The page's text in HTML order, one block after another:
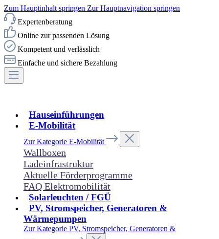
Zum Hauptinhalt springen Zur Hauptnavigation springen
Expertenberatung
Online zur passenden Lösung
Kompetent und verlässlich
Einfache und sichere Bezahlung
Hauseinführungen
E-Mobilität
Zur Kategorie E-Mobilität
Wallboxen
Ladeinfrastruktur
Aktuelle Förderprogramme
FAQ Elektromobilität
Solarleuchten / FGÜ
PV, Stromspeicher, Generatoren &
Wärmepumpen
Zur Kategorie PV, Stromspeicher, Generatoren &